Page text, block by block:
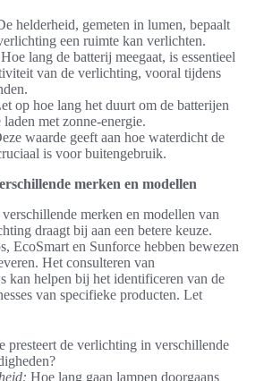
helderheid, gemeten in lumen, bepaalt
een ruimte kan verlichten.
Hoe lang de batterij meegaat, is essentieel
van de verlichting, vooral tijdens
op hoe lang het duurt om de batterijen
met zonne-energie.
waarde geeft aan hoe waterdicht de
is voor buitengebruik.
merken en modellen
merken en modellen van
draagt bij aan een betere keuze.
EcoSmart en Sunforce hebben bewezen
Het consulteren van
kan helpen bij het identificeren van de
van specifieke producten. Let
presteert de verlichting in verschillende
Hoe lang gaan lampen doorgaans